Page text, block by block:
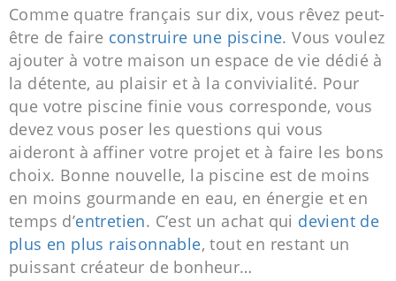
Comme quatre français sur dix, vous rêvez peut-
être de faire construire une piscine. Vous voulez
ajouter à votre maison un espace de vie dédié à
la détente, au plaisir et à la convivialité. Pour
que votre piscine finie vous corresponde, vous
devez vous poser les questions qui vous
aideront à affiner votre projet et à faire les bons
choix. Bonne nouvelle, la piscine est de moins
en moins gourmande en eau, en énergie et en
temps d’entretien. C’est un achat qui devient de
plus en plus raisonnable, tout en restant un
puissant créateur de bonheur…